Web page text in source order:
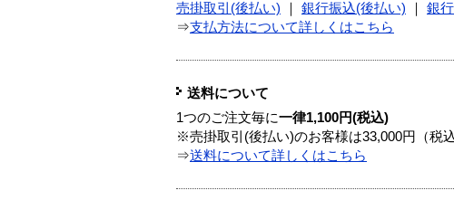
売掛取引(後払い) 銀行振込(後払い) 銀
⇒支払方法について詳しくはこちら
送料について
1つのご注文毎に一律1,100円(税込)
※売掛取引(後払い)のお客様は33,000円（税
⇒送料について詳しくはこちら